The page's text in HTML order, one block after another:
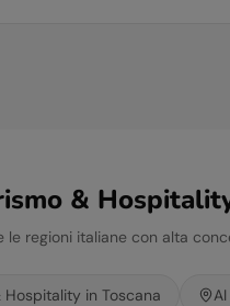
&
le regioni italiane con alta
Hospitality in Toscana AI